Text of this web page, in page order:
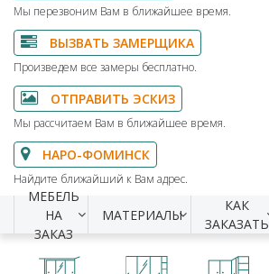
Мы перезвоним Вам в ближайшее время.
ВЫЗВАТЬ ЗАМЕРЩИКА
Произведем все замеры бесплатно.
ОТПРАВИТЬ ЭСКИЗ
Мы рассчитаем Вам в ближайшее время.
НАРО-ФОМИНСК
Найдите ближайший к Вам адрес.
МЕБЕЛЬ
НА
ЗАКАЗ
МАТЕРИАЛЫ
КАК
ЗАКАЗАТЬ